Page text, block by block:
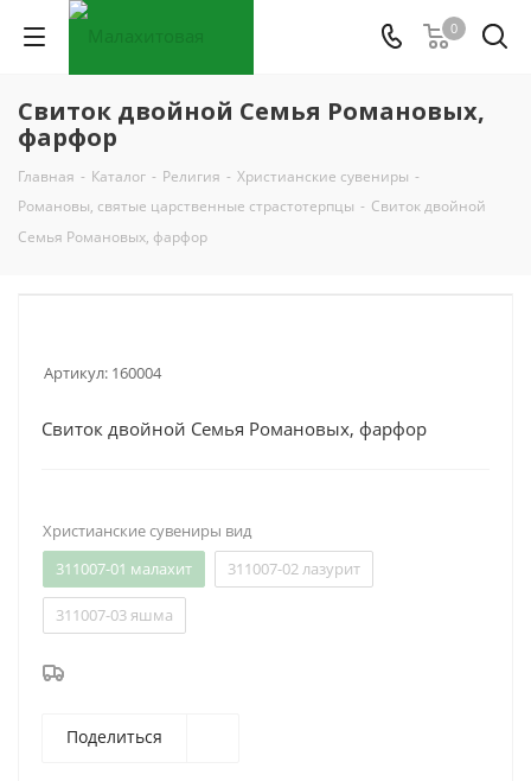
0
Свиток двойной Семья Романовых,
фарфор
Главная - Каталог - Религия - Христианские сувениры -
Романовы, святые царственные страстотерпцы - Свиток двойной
Семья Романовых, фарфор
Артикул: 160004
Свиток двойной Семья Романовых, фарфор
Христианские сувениры вид
311007-01 малахит
311007-02 лазурит
311007-03 яшма
Поделиться